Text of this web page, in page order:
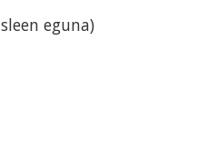
eguna)